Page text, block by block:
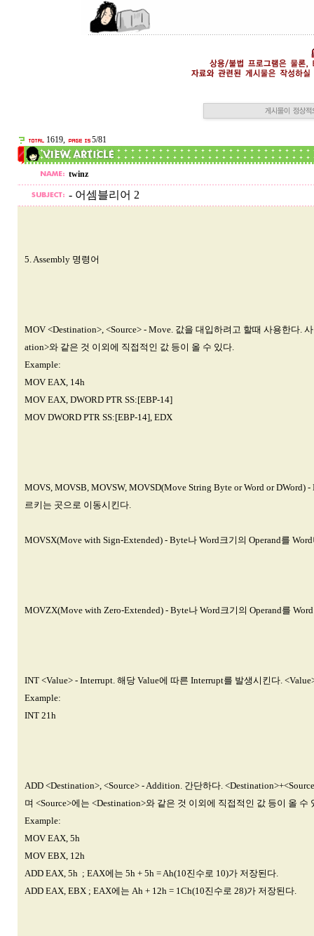
1619, 5/81
twinz
- 어셈블리어 2
5. Assembly 명령어
MOV <Destination>, <Source> - Move. 값을 대입하려고 할때 사용한다.
ation>와 같은 것 이외에 직접적인 값 등이 올 수 있다.
Example:
MOV EAX, 14h
MOV EAX, DWORD PTR SS:[EBP-14]
MOV DWORD PTR SS:[EBP-14], EDX
MOVS, MOVSB, MOVSW, MOVSD(Move String Byte or Word or
르키는 곳으로 이동시킨다.
MOVSX(Move with Sign-Extended) - Byte나 Word크기의 Operand를
MOVZX(Move with Zero-Extended) - Byte나 Word크기의 Operand를
INT <Value> - Interrupt. 해당 Value에 따른 Interrupt를 발생시킨다.
Example:
INT 21h
ADD <Destination>, <Source> - Addition. 간단하다.
며 <Source>에는 <Destination>와 같은 것 이외에 직접적인 값 등이 올 수
Example:
MOV EAX, 5h
MOV EBX, 12h
ADD EAX, 5h ; EAX에는 5h + 5h = Ah(10진수로 10)가 저장된다.
ADD EAX, EBX ; EAX에는 Ah + 12h = 1Ch(10진수로 28)가 저장된다.